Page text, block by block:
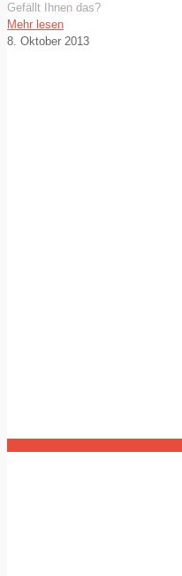
Gefällt Ihnen das?
Mehr lesen
8. Oktober 2013